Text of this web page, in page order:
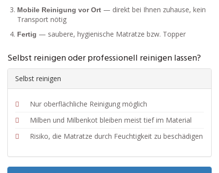
Mobile Reinigung vor Ort — direkt bei Ihnen zuhause, kein
Transport nötig
Fertig — saubere, hygienische Matratze bzw. Topper
Selbst reinigen oder professionell reinigen lassen?
Selbst reinigen
Nur oberflächliche Reinigung möglich
Milben und Milbenkot bleiben meist tief im Material
Risiko, die Matratze durch Feuchtigkeit zu beschädigen